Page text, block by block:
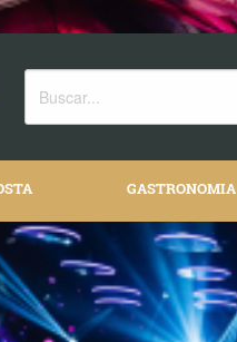
GASTRONOMIA